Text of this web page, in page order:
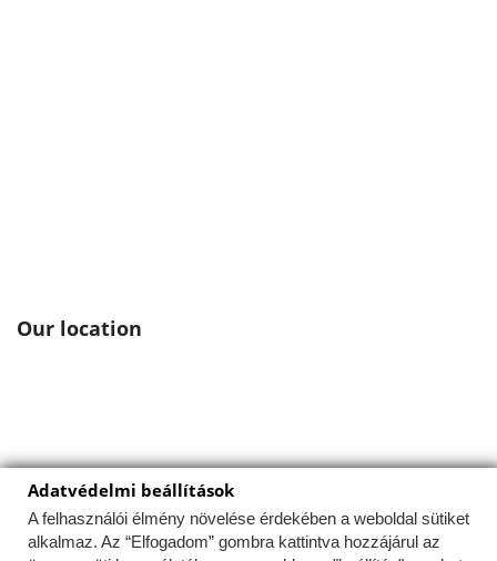
Ez a weboldal a felhasználói élmény optimalizálása
érdekében sütiket használ.
Az Uniós törvények értelmében fel kell hívnunk a
Our location
Adatvédelmi beállítások
A felhasználói élmény növelése érdekében a weboldal sütiket
alkalmaz. Az “Elfogadom” gombra kattintva hozzájárul az